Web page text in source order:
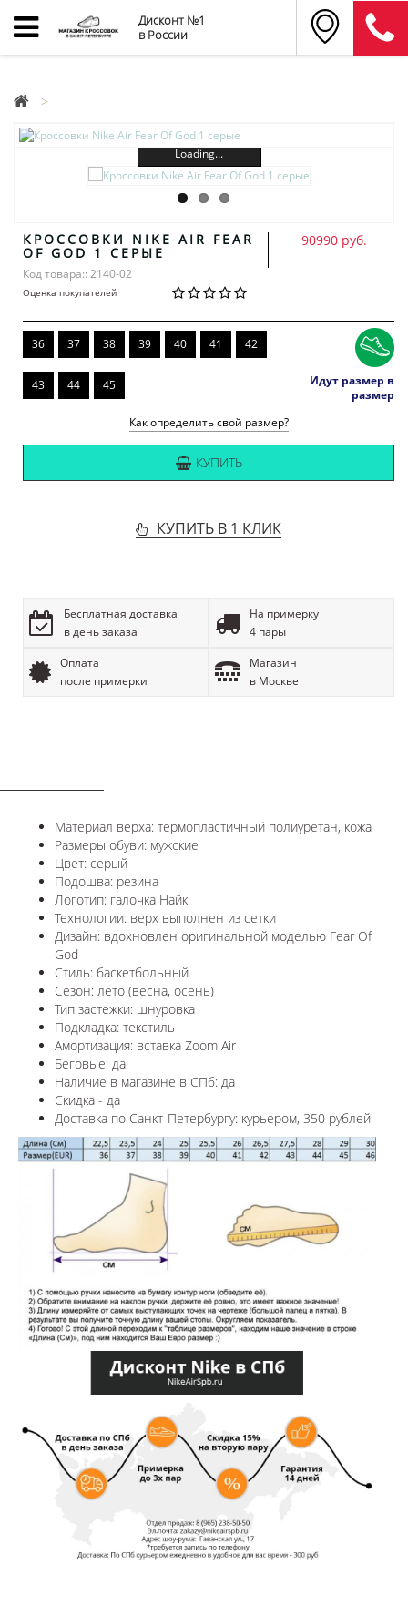
Дисконт №1
в России
Loading...
КРОССОВКИ NIKE AIR FEAR
OF GOD 1 СЕРЫЕ
Код товара:: 2140-02
Оценка покупателей
90990 руб.
36 37 38 39 40 41 42
43 44 45
Идут размер в
размер
Как определить свой размер?
КУПИТЬ
КУПИТЬ В 1 КЛИК
Бесплатная доставка
в день заказа
На примерку
4 пары
Оплата
после примерки
Магазин
в Москве
Материал верха: термопластичный полиуретан, кожа
Размеры обуви: мужские
Цвет: серый
Подошва: резина
Логотип: галочка Найк
Технологии: верх выполнен из сетки
Дизайн: вдохновлен оригинальной моделью Fear Of
God
Стиль: баскетбольный
Сезон: лето (весна, осень)
Тип застежки: шнуровка
Подкладка: текстиль
Амортизация: вставка Zoom Air
Беговые: да
Наличие в магазине в СПб: да
Скидка - да
Доставка по Санкт-Петербургу: курьером, 350 рублей